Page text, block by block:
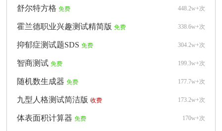
448.2w+次
舒尔特方格 免费
338.6w+次
霍兰德职业兴趣测试精简版 免费
304.2w+次
抑郁症测试题SDS 免费
199.3w+次
智商测试 免费
177.7w+次
随机数生成器 免费
173.2w+次
九型人格测试简洁版 收费
170w+次
体表面积计算器 免费